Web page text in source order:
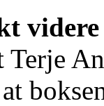
videre